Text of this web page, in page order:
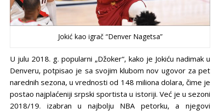
Jokić kao igrač “Denver Nagetsa”
U julu 2018. g. popularni „Džoker“, kako je Jokiću nadimak u
Denveru, potpisao je sa svojim klubom nov ugovor za pet
narednih sezona, u vrednosti od 148 miliona dolara, čime je
postao najplaćeniji srpski sportista u istoriji. Već je u sezoni
2018/19. izabran u najbolju NBA petorku, a njegovi